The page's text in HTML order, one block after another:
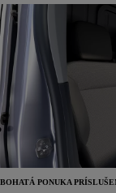
BOHATÁ PONUKA